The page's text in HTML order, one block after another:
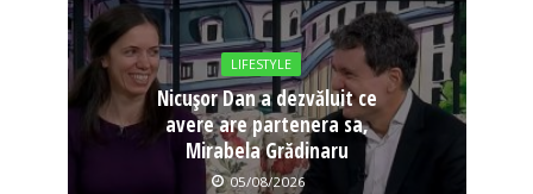
LIFESTYLE
Nicușor Dan a dezvăluit ce
avere are partenera sa,
Mirabela Grădinaru
05/08/2026